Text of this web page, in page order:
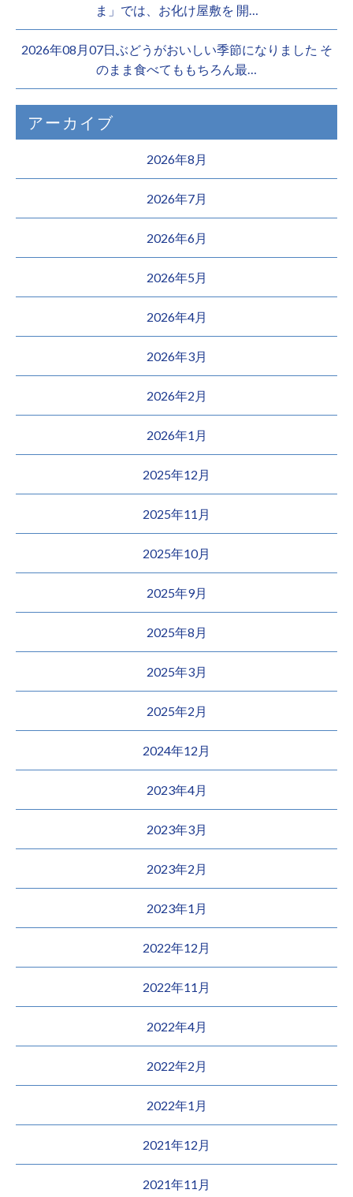
ま」では、お化け屋敷を 開…
2026年08月07日ぶどうがおいしい季節になりました そ
のまま食べてももちろん最…
アーカイブ
2026年8月
2026年7月
2026年6月
2026年5月
2026年4月
2026年3月
2026年2月
2026年1月
2025年12月
2025年11月
2025年10月
2025年9月
2025年8月
2025年3月
2025年2月
2024年12月
2023年4月
2023年3月
2023年2月
2023年1月
2022年12月
2022年11月
2022年4月
2022年2月
2022年1月
2021年12月
2021年11月